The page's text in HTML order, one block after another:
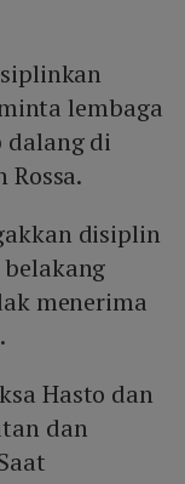
lembaga
dalang di
disiplin
menerima
Hasto dan
dan